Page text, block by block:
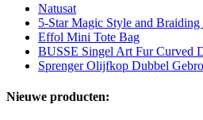
Natusat
5-Star Magic Style and
Effol Mini Tote Bag
BUSSE Singel Art Fur Curved
Sprenger Olijfkop Dubbel
Nieuwe producten: